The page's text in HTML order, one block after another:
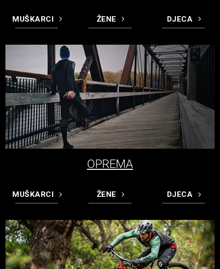
MUŠKARCI ŽENE DJECA
OPREMA
MUŠKARCI ŽENE DJECA